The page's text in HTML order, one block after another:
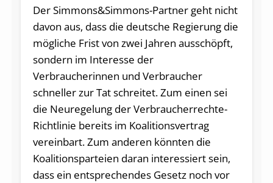
Der Simmons&Simmons-Partner geht nicht
davon aus, dass die deutsche Regierung die
mögliche Frist von zwei Jahren ausschöpft,
sondern im Interesse der
Verbraucherinnen und Verbraucher
schneller zur Tat schreitet. Zum einen sei
die Neuregelung der Verbraucherrechte-
Richtlinie bereits im Koalitionsvertrag
vereinbart. Zum anderen könnten die
Koalitionsparteien daran interessiert sein,
dass ein entsprechendes Gesetz noch vor